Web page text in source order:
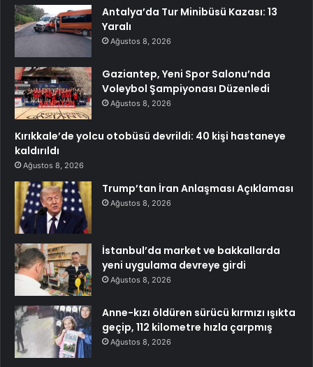
Antalya’da Tur Minibüsü Kazası: 13
Yaralı
Ağustos 8, 2026
Gaziantep, Yeni Spor Salonu’nda
Voleybol Şampiyonası Düzenledi
Ağustos 8, 2026
Kırıkkale’de yolcu otobüsü devrildi: 40 kişi hastaneye
kaldırıldı
Ağustos 8, 2026
Trump’tan İran Anlaşması Açıklaması
Ağustos 8, 2026
İstanbul’da market ve bakkallarda
yeni uygulama devreye girdi
Ağustos 8, 2026
Anne-kızı öldüren sürücü kırmızı ışıkta
geçip, 112 kilometre hızla çarpmış
Ağustos 8, 2026